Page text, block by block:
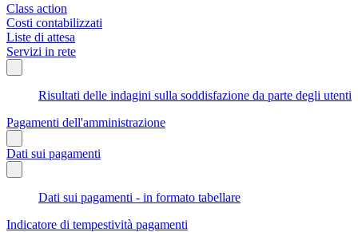
Class action
Costi contabilizzati
Liste di attesa
Servizi in rete
Risultati delle indagini sulla soddisfazione da parte degli utenti
Pagamenti dell'amministrazione
Dati sui pagamenti
Dati sui pagamenti - in formato tabellare
Indicatore di tempestività pagamenti